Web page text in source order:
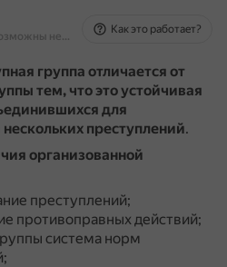
На основе источников, возможны неточности
Как это работает?
группа отличается от
тем, что это устойчивая
для
преступлений.
организованной
преступлений;
противоправных действий;
система норм